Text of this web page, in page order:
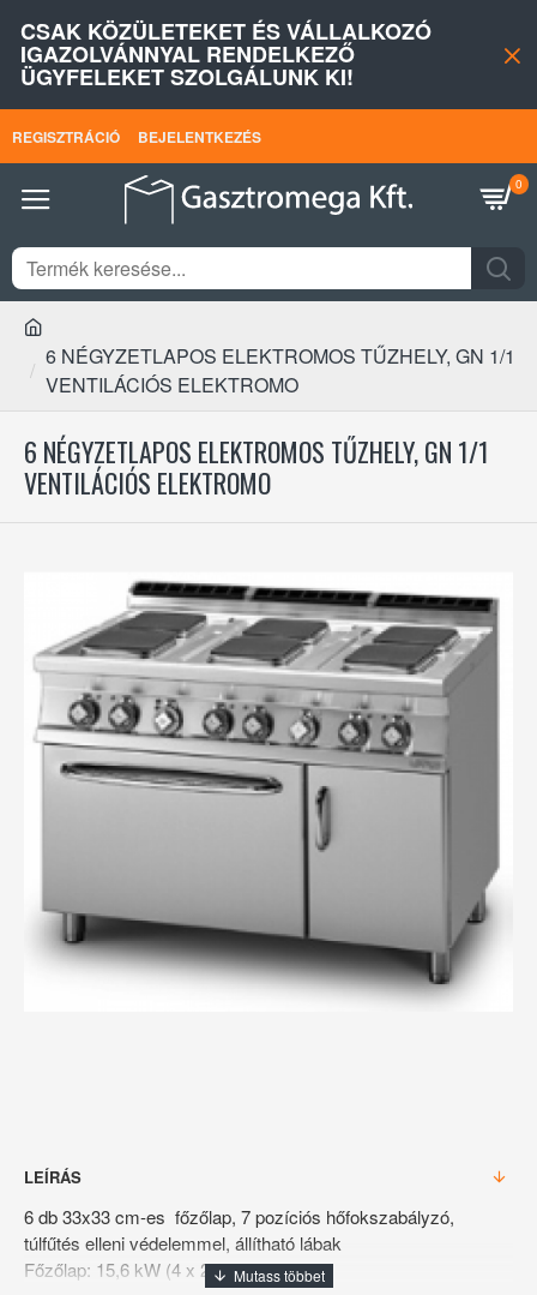
CSAK KÖZÜLETEKET ÉS VÁLLALKOZÓ
IGAZOLVÁNNYAL RENDELKEZŐ
ÜGYFELEKET SZOLGÁLUNK KI!
REGISZTRÁCIÓ BEJELENTKEZÉS
0
6 NÉGYZETLAPOS ELEKTROMOS TŰZHELY, GN 1/1
VENTILÁCIÓS ELEKTROMO
6 NÉGYZETLAPOS ELEKTROMOS TŰZHELY, GN 1/1
VENTILÁCIÓS ELEKTROMO
LEÍRÁS
6 db 33x33 cm-es főzőlap, 7 pozíciós hőfokszabályzó,
túlfűtés elleni védelemmel, állítható lábak
Főzőlap: 15,6 kW (4 x 2,6 kW)